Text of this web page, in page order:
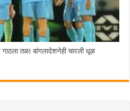
तळ! बांगलादेशनेही चारली धूळ